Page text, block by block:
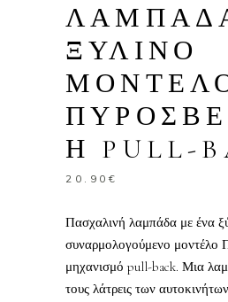
ΞΥΛΙΝΟ
Η PULL-
20.90 €
Πασχαλινή λαμπάδα με ένα
συναρμολογούμενο μοντέλο
μηχανισμό pull-back. Μια
τους λάτρεις των